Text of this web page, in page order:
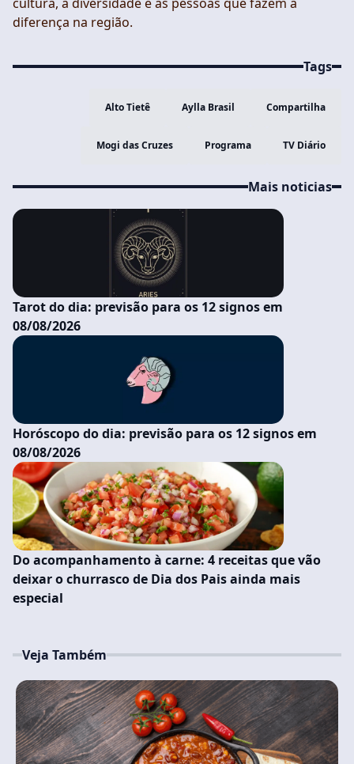
diferença na região.
Tags
Alto Tietê Aylla Brasil Compartilha
Mogi das Cruzes Programa TV Diário
Mais noticias
Tarot do dia: previsão para os 12 signos em
08/08/2026
Horóscopo do dia: previsão para os 12 signos em
08/08/2026
Do acompanhamento à carne: 4 receitas que vão
deixar o churrasco de Dia dos Pais ainda mais
especial
Veja Também